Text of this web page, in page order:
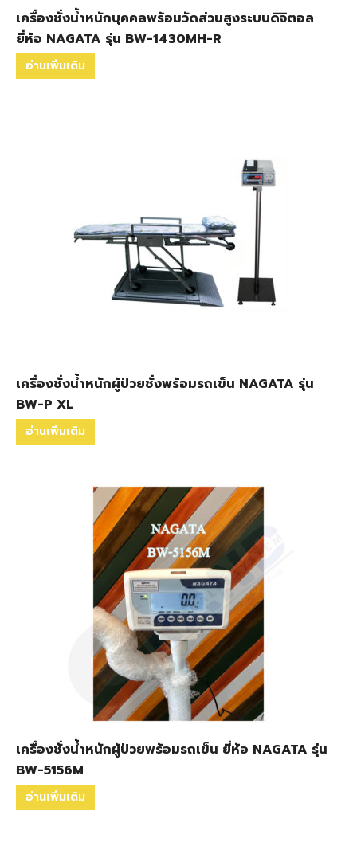
เครื่องชั่งน้ำหนักบุคคลพร้อมวัดส่วนสูงระบบดิจิตอล
ยี่ห้อ NAGATA รุ่น BW-1430MH-R
อ่านเพิ่มเติม
เครื่องชั่งน้ำหนักผู้ป่วยชั่งพร้อมรถเข็น NAGATA รุ่น
BW-P XL
อ่านเพิ่มเติม
เครื่องชั่งน้ำหนักผู้ป่วยพร้อมรถเข็น ยี่ห้อ NAGATA รุ่น
BW-5156M
อ่านเพิ่มเติม